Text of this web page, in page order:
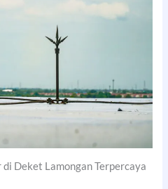
Deket Lamongan Terpercaya